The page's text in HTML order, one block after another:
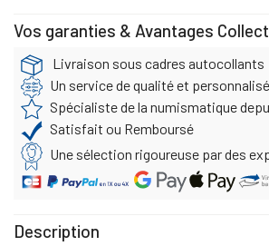
Vos garanties & Avantages
Livraison sous cadres autocollants
Un service de qualité et personnalisé
Spécialiste de la numismatique
Satisfait ou Remboursé
Une sélection rigoureuse par des
Description